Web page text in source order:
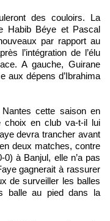
des couloirs. La
Habib Béye et Pascal
par rapport au
l’intégration de l’élu
A gauche, Guirane
aux dépens d’Ibrahima
cette saison en
choix en club va-t-il lui
devra trancher avant
deux matches, contre
à Banjul, elle n’a pas
gagnerait à rassurer
de surveiller les balles
balle au pied dans la